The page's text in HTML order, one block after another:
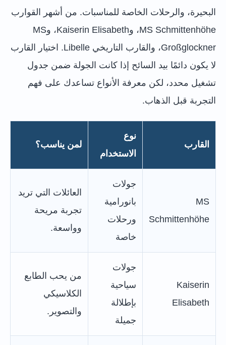
البحيرة، والرحلات الخاصة للمناسبات. من أشهر القوارب
MS Schmittenhöhe، وKaiserin Elisabeth، وMS
Großglockner، والقارب التاريخي Libelle. اختيار القارب
لا يكون دائمًا بيد السائح إذا كانت الجولة ضمن جدول
تشغيل محدد، لكن معرفة الأنواع تساعدك على فهم
التجربة قبل الذهاب.
القارب
نوع
الاستخدام
لمن يناسب؟
MS
Schmittenhöhe
جولات
بانورامية
ورحلات
خاصة
العائلات التي تريد
تجربة مريحة
وواسعة.
Kaiserin
Elisabeth
جولات
سياحية
بإطلالة
جميلة
من يحب الطابع
الكلاسيكي
والتصوير.